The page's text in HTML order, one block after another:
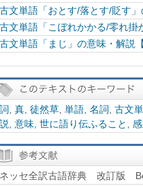
古文単語「おとす/落とす/貶す」
古文単語「こぼれかかる/零れ掛
古文単語「まじ」の意味・解説
真 徒然草 単語 名詞 古文
意味 世に語り伝ふること
ッセ全訳古語辞典 改訂版